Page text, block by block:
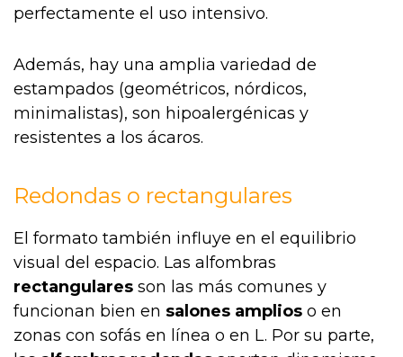
perfectamente el uso intensivo.
Además, hay una amplia variedad de
estampados (geométricos, nórdicos,
minimalistas), son hipoalergénicas y
resistentes a los ácaros.
Redondas o rectangulares
El formato también influye en el equilibrio
visual del espacio. Las alfombras
rectangulares son las más comunes y
funcionan bien en salones amplios o en
zonas con sofás en línea o en L. Por su parte,